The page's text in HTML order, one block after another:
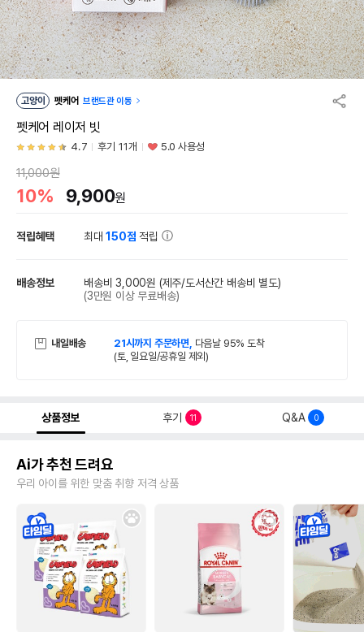
고양이 펫케어 브랜드관 이동
펫케어 레이저 빗
4.7 후기 11개 5.0 사용성
11,000원
10% 9,900원
적립혜택 최대150점 적립
배송정보 배송비 3,000원 (제주/도서산간 배송비 별도)
(3만원 이상 무료배송)
내일배송 21시까지 주문하면, 다음날 95% 도착
(토, 일요일/공휴일 제외)
상품정보 후기 11 Q&A 0
Ai가 추천 드려요
우리 아이를 위한 맞춤 취향 저격 상품